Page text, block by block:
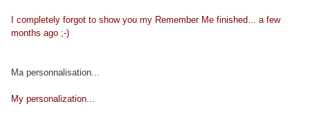
I completely forgot to show you my Remember Me finished... a few
months ago ;-)
Ma personnalisation...
My personalization...